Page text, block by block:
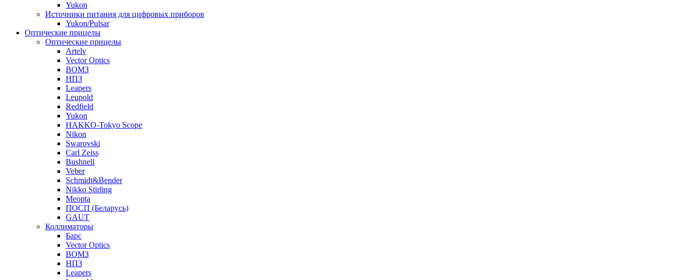
Yukon
Источники питания для цифровых приборов
Yukon/Pulsar
Оптические прицелы
Оптические прицелы
Artelv
Vector Optics
ВОМЗ
НПЗ
Leapers
Leupold
Redfield
Yukon
HAKKO-Tokyo Scope
Nikon
Swarovski
Carl Zeiss
Bushnell
Veber
Schmidt&Bender
Nikko Stirling
Meopta
ПОСП (Беларусь)
GAUT
Коллиматоры
Барс
Vector Optics
ВОМЗ
НПЗ
Leapers